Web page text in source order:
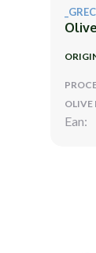
OLIVE
Ean: